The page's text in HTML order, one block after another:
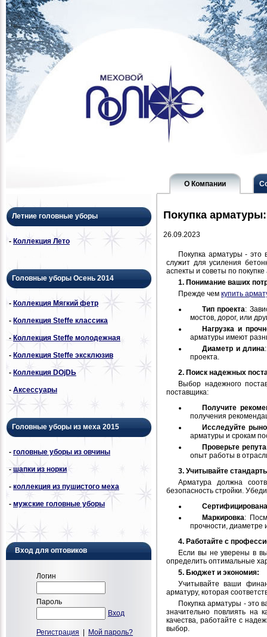
О Компании
Летние головные уборы
- Коллекция Лето
Головные уборы Осень 2014
- Коллекция Мягкий фетр
- Коллекция Steffe классика
-Коллекция Steffe молодежная
- Коллекция Steffe эксклюзив
- Коллекция DОjDЬ
- Аксессуары
Головные уборы из меха 2015
- головные уборы из овчины
-шапки из норки
- коллекция из пушистого меха
- мужские головные уборы
Вход для оптовиков
Логин
Пароль
Вход
Регистрация Мой пароль?
Покупка
26.09.2023
Покупка арматуры - это
служит для усиления
аспекты и советы по
1. Понимание ваших
Прежде чем купить
Тип проекта:
мостов, дорог, или
Нагрузка и
арматуры имеют
Диаметр и длина
проекта.
2. Поиск надежных
Выбор надежного
поставщика:
Получите
получения
Исследуйте
арматуры и срокам
Проверьте
опыт работы в
3. Учитывайте
Арматура должна
безопасность стройки.
Сертифицирована
Маркировка:
прочности, диаметре
4. Работайте с
Если вы не уверены в
определить оптимальные
5. Бюджет и экономия:
Учитывайте ваши
арматуру, которая
Покупка арматуры - это
значительно повлиять на
качества, работайте с
выбор.